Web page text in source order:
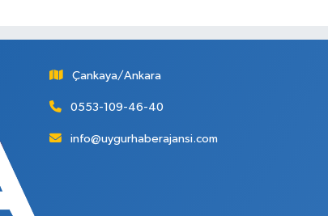
Çankaya/Ankara
0553-109-46-40
info@uygurhaberajansi.com